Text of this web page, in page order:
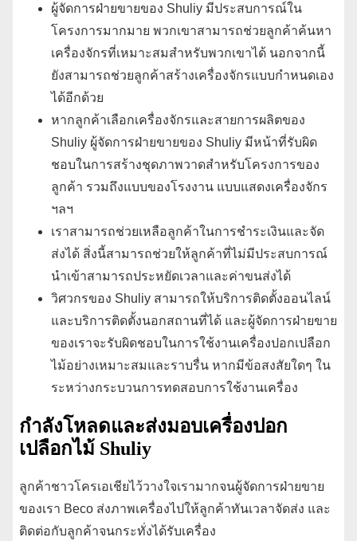
ผู้จัดการฝ่ายขายของ Shuliy มีประสบการณ์ใน
โครงการมากมาย พวกเขาสามารถช่วยลูกค้าค้นหา
เครื่องจักรที่เหมาะสมสำหรับพวกเขาได้ นอกจากนี้
ยังสามารถช่วยลูกค้าสร้างเครื่องจักรแบบกำหนดเอง
ได้อีกด้วย
หากลูกค้าเลือกเครื่องจักรและสายการผลิตของ
Shuliy ผู้จัดการฝ่ายขายของ Shuliy มีหน้าที่รับผิด
ชอบในการสร้างชุดภาพวาดสำหรับโครงการของ
ลูกค้า รวมถึงแบบของโรงงาน แบบแสดงเครื่องจักร
ฯลฯ
เราสามารถช่วยเหลือลูกค้าในการชำระเงินและจัด
ส่งได้ สิ่งนี้สามารถช่วยให้ลูกค้าที่ไม่มีประสบการณ์
นำเข้าสามารถประหยัดเวลาและค่าขนส่งได้
วิศวกรของ Shuliy สามารถให้บริการติดตั้งออนไลน์
และบริการติดตั้งนอกสถานที่ได้ และผู้จัดการฝ่ายขาย
ของเราจะรับผิดชอบในการใช้งานเครื่องปอกเปลือก
ไม้อย่างเหมาะสมและราบรื่น หากมีข้อสงสัยใดๆ ใน
ระหว่างกระบวนการทดสอบการใช้งานเครื่อง
กำลังโหลดและส่งมอบเครื่องปอก
เปลือกไม้ Shuliy
ลูกค้าชาวโครเอเชียไว้วางใจเรามากจนผู้จัดการฝ่ายขาย
ของเรา Beco ส่งภาพเครื่องไปให้ลูกค้าทันเวลาจัดส่ง และ
ติดต่อกับลูกค้าจนกระทั่งได้รับเครื่อง